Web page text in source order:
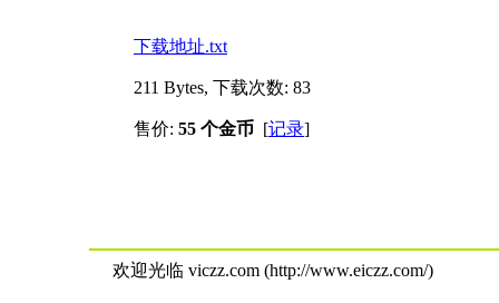
下载地址.txt
211 Bytes, 下载次数: 83
售价: 55 个金币 [记录]
欢迎光临 viczz.com (http://www.eiczz.com/)